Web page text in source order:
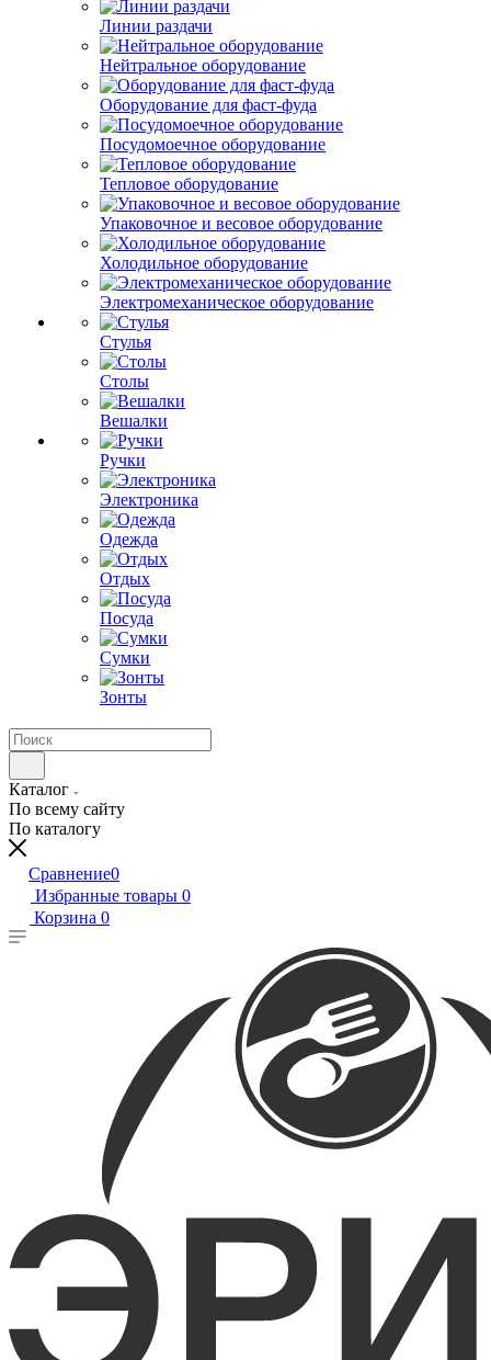
Линии раздачи
Нейтральное оборудование
Оборудование для фаст-фуда
Посудомоечное оборудование
Тепловое оборудование
Упаковочное и весовое оборудование
Холодильное оборудование
Электромеханическое оборудование
Стулья
Столы
Вешалки
Ручки
Электроника
Одежда
Отдых
Посуда
Сумки
Зонты
Каталог
По всему сайту
По каталогу
Сравнение0
Избранные товары 0
Корзина 0